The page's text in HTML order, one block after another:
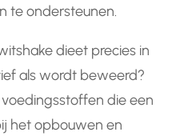
te ondersteunen.
dieet precies in
als wordt beweerd?
die een
het opbouwen en